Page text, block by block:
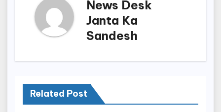
News Desk
Janta Ka
Sandesh
Related Post